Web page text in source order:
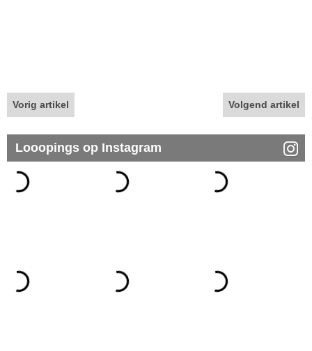
Vorig artikel Volgend artikel
Looopings op Instagram